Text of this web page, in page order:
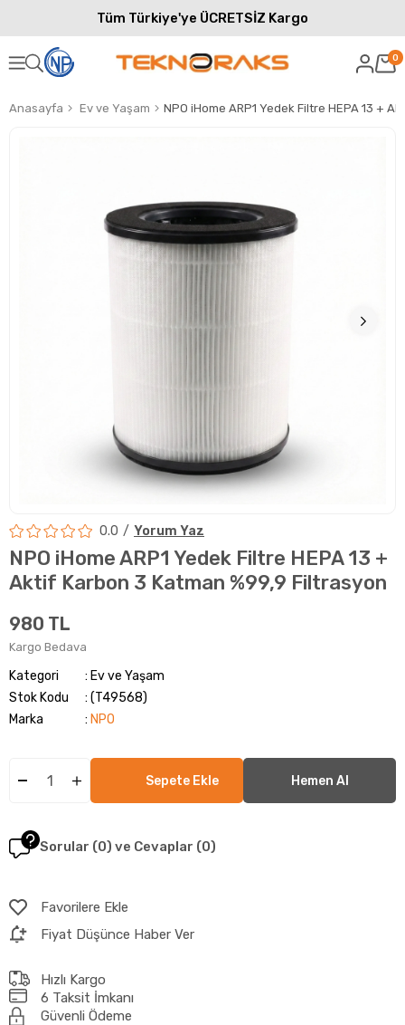
Tüm Türkiye'ye ÜCRETSİZ Kargo
0
Anasayfa Ev ve Yaşam
0.0 Yorum Yaz
NPO iHome ARP1 Yedek Filtre HEPA 13 +
Aktif Karbon 3 Katman %99,9 Filtrasyon
980 TL
Kargo Bedava
Kategori
Ev ve Yaşam
Stok Kodu
(T49568)
Marka
: NPO
Sorular (0) ve Cevaplar (0)
Favorilere Ekle
Fiyat Düşünce Haber Ver
Hızlı Kargo
6 Taksit İmkanı
Güvenli Ödeme